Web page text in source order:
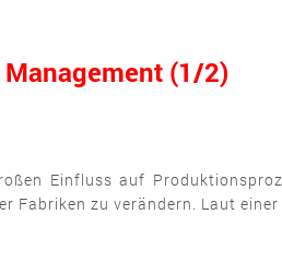
(1/2)
Einfluss auf
Fabriken zu verändern. Laut